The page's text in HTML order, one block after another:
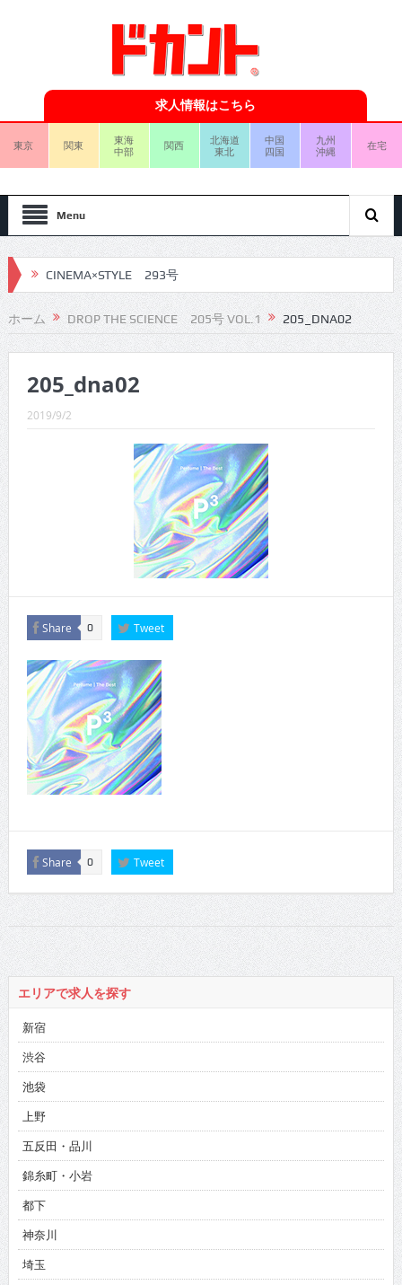
求人情報はこちら
東京 関東
東海
中部
関西
北海道
東北
中国
四国
九州
沖縄
在宅
Menu
CINEMA×STYLE 293号
CINEMA×STYLE 292号
CINEMA×STYLE 291号
CINEMA×STYLE 290号
CINEMA×STYLE 289号
CINEMA×STYLE 288号
CINEMA×STYLE 287号
CINEMA×STYLE 286号
CINEMA×STYLE 285号
CINEMA×STYLE 294号
ホーム DROP THE SCIENCE 205号 VOL.1 205_DNA02
205_dna02
2019/9/2
Share 0 Tweet
Share 0 Tweet
エリアで求人を探す
新宿
渋谷
池袋
上野
五反田・品川
錦糸町・小岩
都下
神奈川
埼玉